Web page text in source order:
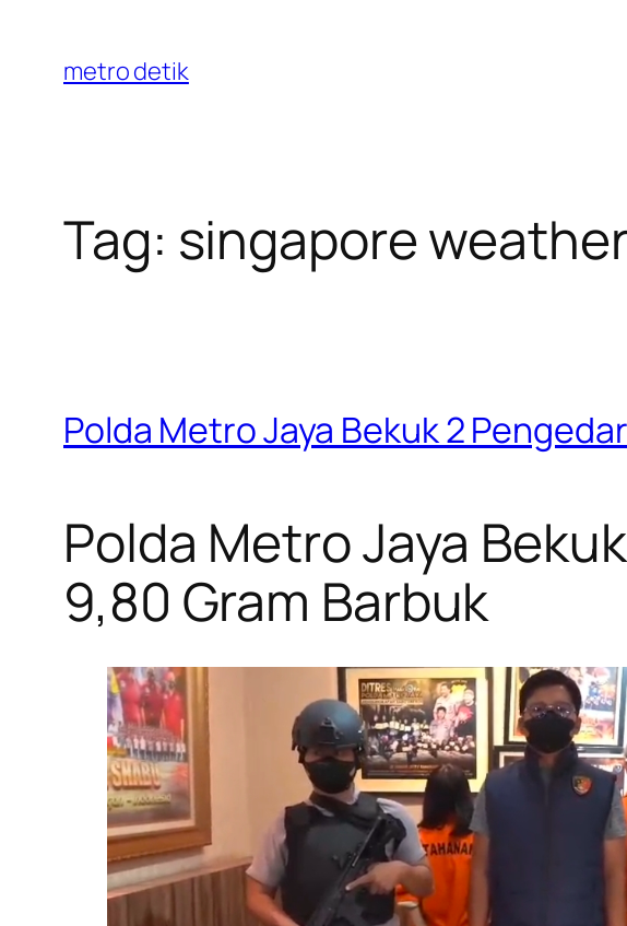
content
metro detik
Tag: singapore
Polda Metro Jaya Bekuk 2
Polda Metro Jaya
9,80 Gram Barbuk